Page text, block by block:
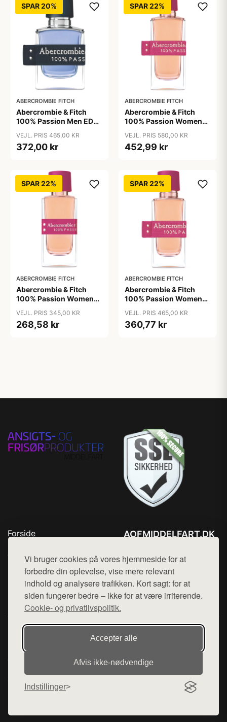
Vi bruger cookies på vores hjemmeside for at
forbedre din oplevelse, vise mere relevant
indhold og analysere trafikken. Kort sagt: for at
siden fungerer bedre – ikke for at være irriterende.
Cookie- og privatlivspolitik.
Accepter alle
Afvis ikke‑nødvendige
Indstillinger
SPAR 20%
ABERCROMBIE FITCH
Abercrombie & Fitch
100% Passion Men EDT
VEJL. PRIS 465,00 KR
372,00 kr
SPAR 22%
ABERCROMBIE FITCH
Abercrombie & Fitch
100% Passion Women
VEJL. PRIS 580,00 KR
452,99 kr
SPAR 22%
ABERCROMBIE FITCH
Abercrombie & Fitch
100% Passion Women
VEJL. PRIS 345,00 KR
268,58 kr
SPAR 22%
ABERCROMBIE FITCH
Abercrombie & Fitch
100% Passion Women
VEJL. PRIS 465,00 KR
360,77 kr
Forside
Top Rabatter
Blog
Kontakt
AOFMIDDELFART.DK
Mail: hej@want.dk
Cookie- og privatlivspolitik
Denne side er en del af want.dk, der udgiver en række
hjemmesider med præsentation af forskellige produkter fra
diverse webshops. Der sælges ikke varer fra denne side - vi
henviser til de shops, som sælger varen. Vi har heller ikke
varerne på lager.